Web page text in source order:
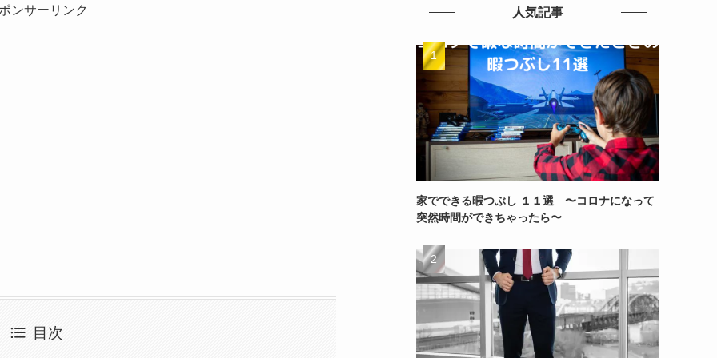
ンサーリンク
目次
人気記事
家でできる暇つぶし １１選 〜コロナになって
突然時間ができちゃったら〜